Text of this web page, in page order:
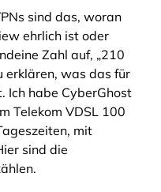
sind das, woran
ehrlich ist oder
Zahl auf, „210
erklären, was das für
Ich habe CyberGhost
Telekom VDSL 100
mit
sind die